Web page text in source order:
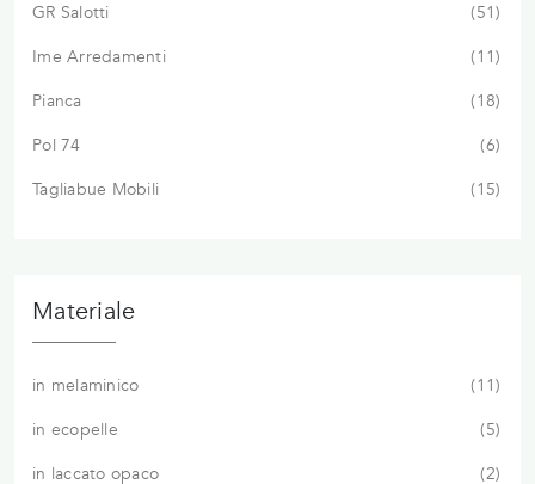
GR Salotti
51
Ime Arredamenti
11
Pianca
18
Pol 74
6
Tagliabue Mobili
15
Materiale
in melaminico
11
in ecopelle
5
in laccato opaco
2